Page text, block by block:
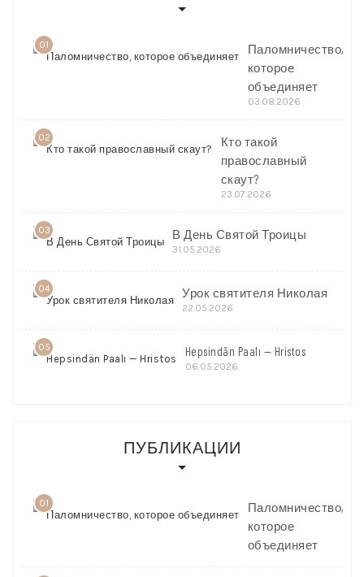
01
Паломничество,
которое
объединяет
03.08.2026
02
Кто такой
православный
скаут?
23.07.2026
03 В День Святой Троицы
31.05.2026
04 Урок святителя Николая
22.05.2026
05 Hepsindän Paalı — Hristos
06.05.2026
ПУБЛИКАЦИИ
01
Паломничество,
которое
объединяет